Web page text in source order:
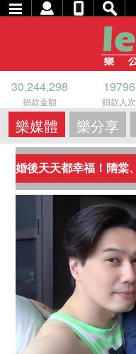
30,244,298
捐款金額
19796
捐款人次
樂媒體 樂分享